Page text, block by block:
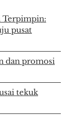
Terpimpin:
pusat
dan promosi
tekuk